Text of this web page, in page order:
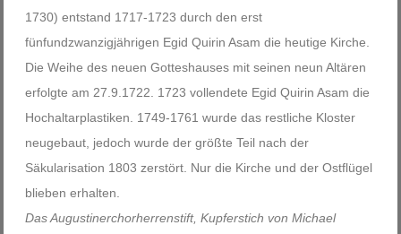
1730) entstand 1717-1723 durch den erst
fünfundzwanzigjährigen Egid Quirin Asam die heutige Kirche.
Die Weihe des neuen Gotteshauses mit seinen neun Altären
erfolgte am 27.9.1722. 1723 vollendete Egid Quirin Asam die
Hochaltarplastiken. 1749-1761 wurde das restliche Kloster
neugebaut, jedoch wurde der größte Teil nach der
Säkularisation 1803 zerstört. Nur die Kirche und der Ostflügel
blieben erhalten.
Das Augustinerchorherrenstift, Kupferstich von Michael